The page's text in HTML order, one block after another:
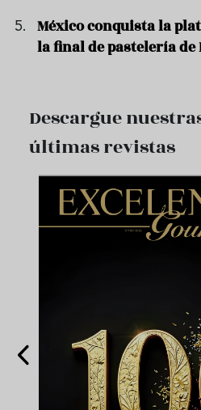
México conquista la
la final de pastelería de
Descargue
últimas revistas